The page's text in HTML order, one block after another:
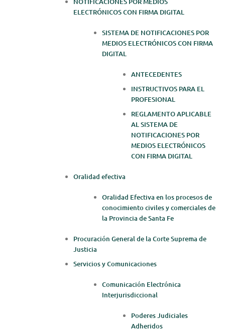
ELECTRÓNICOS CON FIRMA DIGITAL
SISTEMA DE NOTIFICACIONES POR
MEDIOS ELECTRÓNICOS CON FIRMA
DIGITAL
ANTECEDENTES
INSTRUCTIVOS PARA EL
PROFESIONAL
REGLAMENTO APLICABLE
AL SISTEMA DE
NOTIFICACIONES POR
MEDIOS ELECTRÓNICOS
CON FIRMA DIGITAL
Oralidad efectiva
Oralidad Efectiva en los procesos de
conocimiento civiles y comerciales de
la Provincia de Santa Fe
Procuración General de la Corte Suprema de
Justicia
Servicios y Comunicaciones
Comunicación Electrónica
Interjurisdiccional
Poderes Judiciales
Adheridos